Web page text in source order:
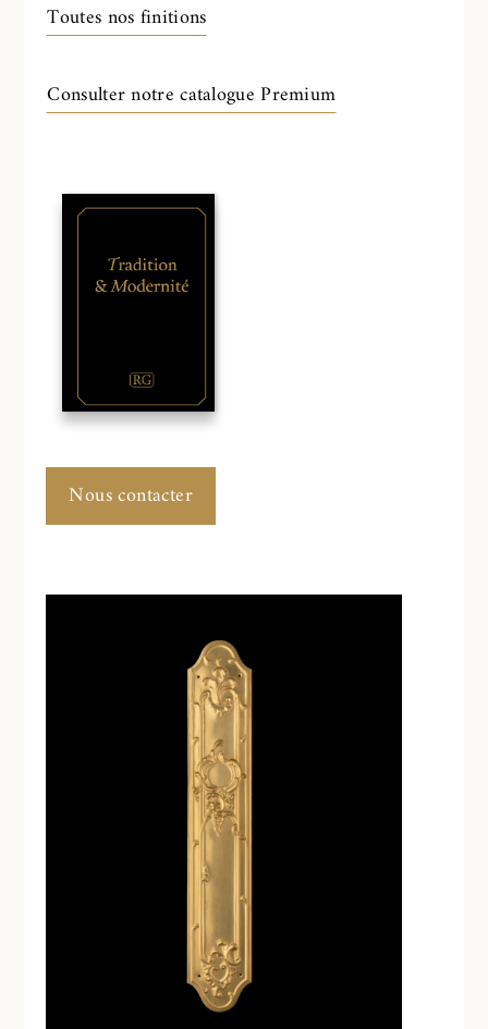
Toutes nos finitions
Consulter notre catalogue Premium
Nous contacter